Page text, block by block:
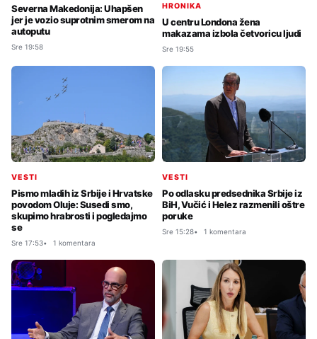
Severna Makedonija: Uhapšen
jer je vozio suprotnim smerom na
autoputu
Sre 19:58
HRONIKA
U centru Londona žena
makazama izbola četvoricu ljudi
Sre 19:55
VESTI
Pismo mladih iz Srbije i Hrvatske
povodom Oluje: Susedi smo,
skupimo hrabrosti i pogledajmo
se
Sre 17:53 1 komentara
VESTI
Po odlasku predsednika Srbije iz
BiH, Vučić i Helez razmenili oštre
poruke
Sre 15:28 1 komentara